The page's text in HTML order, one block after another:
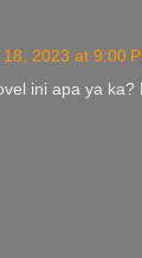
18, 2023 at 9:00
ini apa ya ka?